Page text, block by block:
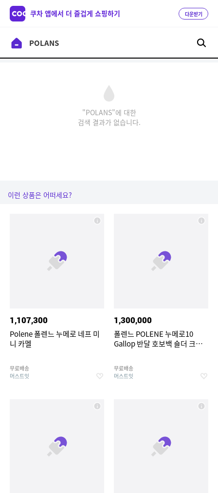
쿠차 앱에서 더 즐겁게 쇼핑하기 다운받기
"POLANS"에 대한
검색 결과가 없습니다.
이런 상품은 어떠세요?
1,107,300
Polene 폴렌느 누메로 네프 미
니 카멜
무료배송
머스트잇
1,300,000
폴렌느 POLENE 누메로10
Gallop 반달 호보백 숄더 크로
무료배송
머스트잇